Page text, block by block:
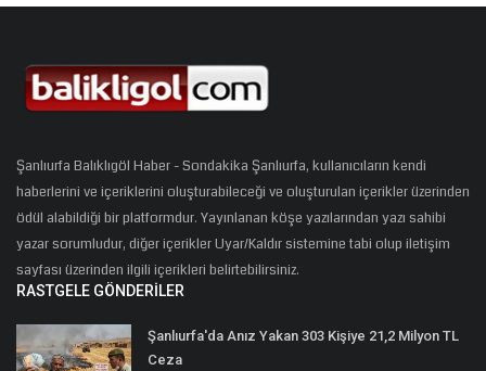
Şanlıurfa Balıklıgöl Haber - Sondakika Şanlıurfa, kullanıcıların kendi
haberlerini ve içeriklerini oluşturabileceği ve oluşturulan içerikler üzerinden
ödül alabildiği bir platformdur. Yayınlanan köşe yazılarından yazı sahibi
yazar sorumludur, diğer içerikler Uyar/Kaldır sistemine tabi olup iletişim
sayfası üzerinden ilgili içerikleri belirtebilirsiniz.
RASTGELE GÖNDERILER
Şanlıurfa'da Anız Yakan 303 Kişiye 21,2 Milyon TL
Ceza